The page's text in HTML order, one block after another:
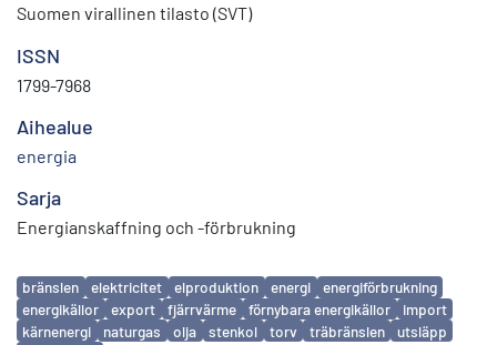
Suomen virallinen tilasto (SVT)
ISSN
1799-7968
Aihealue
energia
Sarja
Energianskaffning och -förbrukning
Avainsanat
bränslen elektricitet elproduktion energi
energiförbrukning
energikällor
export fjärrvärme förnybara energikällor
import
kärnenergi
naturgas olja stenkol torv träbränslen
utsläpp